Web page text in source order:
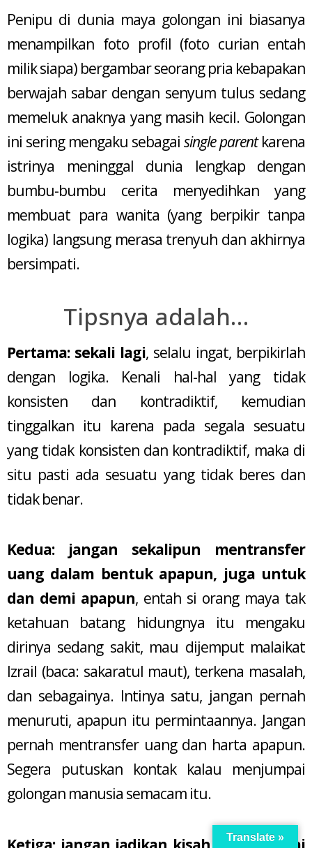
Penipu di dunia maya golongan ini biasanya
menampilkan foto profil (foto curian entah
milik siapa) bergambar seorang pria kebapakan
berwajah sabar dengan senyum tulus sedang
memeluk anaknya yang masih kecil. Golongan
ini sering mengaku sebagai single parentkarena
istrinya meninggal dunia lengkap dengan
bumbu-bumbu cerita menyedihkan yang
membuat para wanita (yang berpikir tanpa
logika) langsung merasa trenyuh dan akhirnya
bersimpati.
Tipsnya adalah…
Pertama: sekali lagi, selalu ingat, berpikirlah
dengan logika. Kenali hal-hal yang tidak
konsisten dan kontradiktif, kemudian
tinggalkan itu karena pada segala sesuatu
yang tidak konsisten dan kontradiktif, maka di
situ pasti ada sesuatu yang tidak beres dan
tidak benar.
Kedua: jangan sekalipun mentransfer
uang dalam bentuk apapun, juga untuk
dan demi apapun, entah si orang maya tak
ketahuan batang hidungnya itu mengaku
dirinya sedang sakit, mau dijemput malaikat
Izrail (baca: sakaratul maut), terkena masalah,
dan sebagainya. Intinya satu, jangan pernah
menuruti, apapun itu permintaannya. Jangan
pernah mentransfer uang dan harta apapun.
Segera putuskan kontak kalau menjumpai
golongan manusia semacam itu.
Translate »